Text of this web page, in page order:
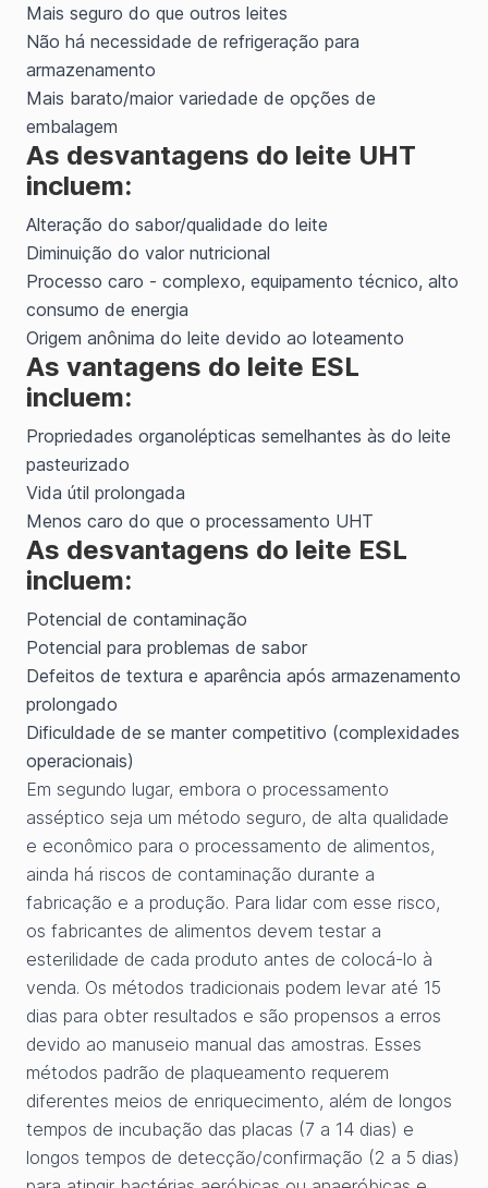
Mais seguro do que outros leites
Não há necessidade de refrigeração para
armazenamento
Mais barato/maior variedade de opções de
embalagem
As desvantagens do leite UHT
incluem:
Alteração do sabor/qualidade do leite
Diminuição do valor nutricional
Processo caro - complexo, equipamento técnico, alto
consumo de energia
Origem anônima do leite devido ao loteamento
As vantagens do leite ESL
incluem:
Propriedades organolépticas semelhantes às do leite
pasteurizado
Vida útil prolongada
Menos caro do que o processamento UHT
As desvantagens do leite ESL
incluem:
Potencial de contaminação
Potencial para problemas de sabor
Defeitos de textura e aparência após armazenamento
prolongado
Dificuldade de se manter competitivo (complexidades
operacionais)
Em segundo lugar, embora o processamento
asséptico seja um método seguro, de alta qualidade
e econômico para o processamento de alimentos,
ainda há riscos de contaminação durante a
fabricação e a produção. Para lidar com esse risco,
os fabricantes de alimentos devem testar a
esterilidade de cada produto antes de colocá-lo à
venda. Os métodos tradicionais podem levar até 15
dias para obter resultados e são propensos a erros
devido ao manuseio manual das amostras. Esses
métodos padrão de plaqueamento requerem
diferentes meios de enriquecimento, além de longos
tempos de incubação das placas (7 a 14 dias) e
longos tempos de detecção/confirmação (2 a 5 dias)